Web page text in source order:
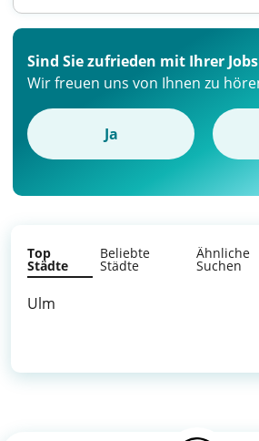
Sind Sie zufrieden mit Ihrer
Wir freuen uns von Ihnen zu
Ja
Top
Städte
Beliebte
Städte
Ähnliche
Suchen
Ulm